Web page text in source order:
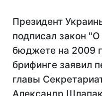
Президент
подписал закон
бюджете на 2009
брифинге заявил
главы